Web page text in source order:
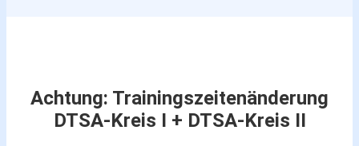
Achtung: Trainingszeitenänderung
DTSA-Kreis I + DTSA-Kreis II